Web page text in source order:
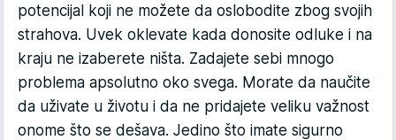
potencijal koji ne možete da oslobodite zbog svojih
strahova. Uvek oklevate kada donosite odluke i na
kraju ne izaberete ništa. Zadajete sebi mnogo
problema apsolutno oko svega. Morate da naučite
da uživate u životu i da ne pridajete veliku važnost
onome što se dešava. Jedino što imate sigurno